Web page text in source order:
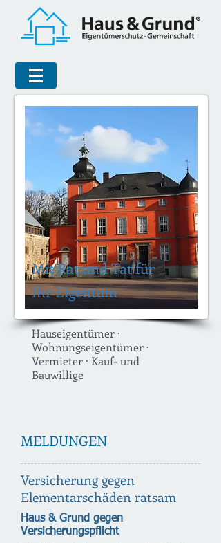
Mit Rat und Tat für
Ihr Eigentum
Hauseigentümer ·
Wohnungseigentümer ·
Vermieter · Kauf- und
Bauwillige
MELDUNGEN
Versicherung gegen
Elementarschäden ratsam
Haus & Grund gegen
Versicherungspflicht